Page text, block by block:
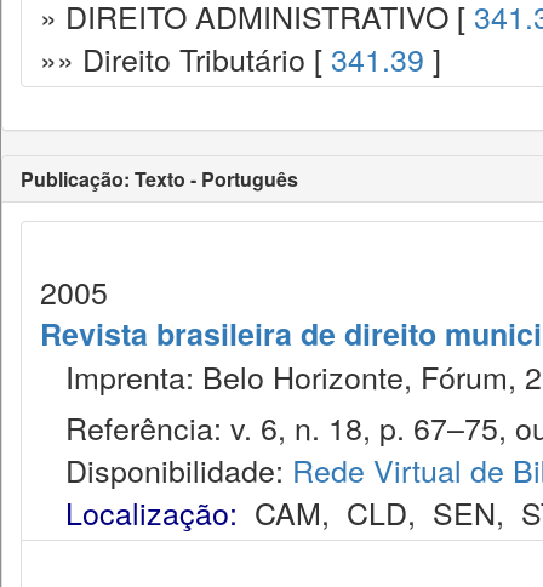
» DIREITO ADMINISTRATIVO [
»» Direito Tributário [ 341.39 ]
Publicação: Texto - Português
2005
Revista brasileira de direito
Imprenta: Belo Horizonte, Fórum,
Referência: v. 6, n. 18, p. 67–75,
Disponibilidade: Rede Virtual de
Localização: CAM, CLD, SEN,